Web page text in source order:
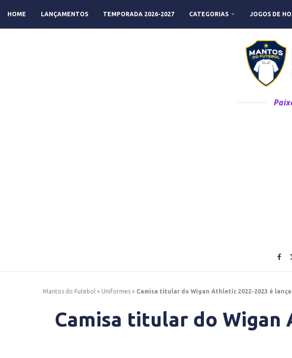
HOME LANÇAMENTOS TEMPORADA 2026-2027 CATEGORIAS JOGOS DE
Mantos do Futebol » Uniformes » Camisa titular do Wigan Athletic 2022-2023 é
Camisa titular do Wigan